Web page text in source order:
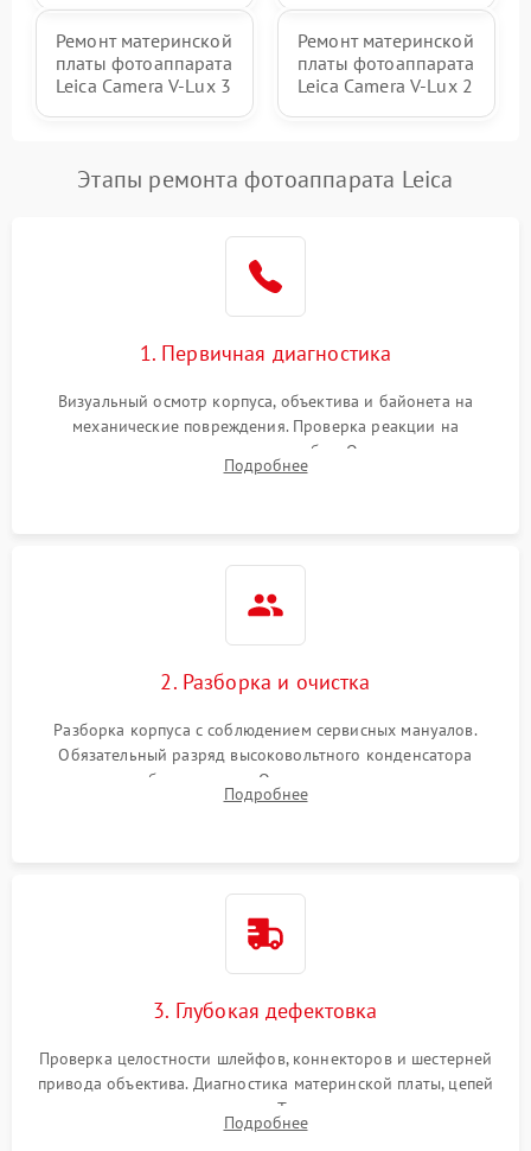
Ремонт материнской
платы фотоаппарата
Leica Camera V-Lux 3
Ремонт материнской
платы фотоаппарата
Leica Camera V-Lux 2
Этапы ремонта фотоаппарата Leica
1. Первичная диагностика
Визуальный осмотр корпуса, объектива и байонета на
механические повреждения. Проверка реакции на
включение, считывание кодов ошибок. Оценка состояния
матрицы и затвора, проверка работы автофокуса и вспышки.
Подробнее
2. Разборка и очистка
Разборка корпуса с соблюдением сервисных мануалов.
Обязательный разряд высоковольтного конденсатора
вспышки для безопасности. Очистка внутренних узлов от
пыли, песка и следов влаги с помощью спецсредств.
Подробнее
3. Глубокая дефектовка
Проверка целостности шлейфов, коннекторов и шестерней
привода объектива. Диагностика материнской платы, цепей
питания и картоприемника. Тестирование механизма
затвора и блока внутрикамерной стабилизации.
Подробнее